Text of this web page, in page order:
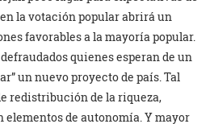
la votación popular abrirá un
favorables a la mayoría popular.
quienes esperan de un
un nuevo proyecto de país. Tal
redistribución de la riqueza,
de autonomía. Y mayor